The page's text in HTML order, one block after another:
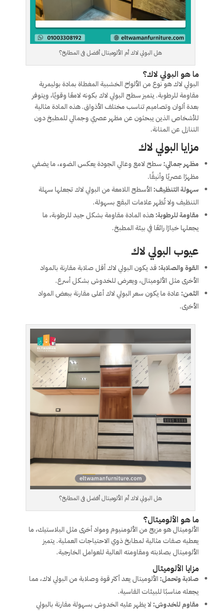
هل البولي لاك أم الألوميتال أفضل فى المطابخ؟
ما هو البولي لاك؟
البولي لاك هو نوع من الألواح الخشبية المغطاة بمادة بوليمرية
مقاومة للرطوبة. يتميز سطح البولي لاك بكونه لامعًا وقويًا، ويتوفر
بعدة ألوان وتصاميم تناسب مختلف الأذواق. هذه المادة مثالية
للأشخاص الذين يبحثون عن مظهر عصري وجمالي للمطبخ دون
التنازل عن المتانة.
مزايا البولي لاك
مظهر جمالي: سطح لامع وعالي الجودة يعكس الضوء، ما يضفي
مظهرًا عصريًا وأنيقًا.
سهولة التنظيف: الأسطح اللامعة من البولي لاك تجعلها سهلة
التنظيف ولا تُظهر علامات البقع بسهولة.
مقاومة للرطوبة:هذه المادة مقاومة بشكل جيد للرطوبة، ما
يجعلها خيارًا رائعًا في بيئة المطبخ.
عيوب البولي لاك
القوة والصلابة: قد يكون البولي لاك أقل صلابة مقارنة بالمواد
الأخرى مثل الألوميتال، ويعرض للخدوش بشكل أسرع.
الثمن: عادة ما يكون سعر البولي لاك أعلى مقارنة ببعض المواد
الأخرى.
هل البولي لاك أم الألوميتال أفضل فى المطابخ؟
ما هو الألوميتال؟
الألوميتال هو مزيج من الألومنيوم ومواد أخرى مثل البلاستيك، ما
يعطيه صفات مثالية لمطابخ ذوي الاحتياجات العملية. يتميز
الألوميتال بصلابته ومقاومته العالية للعوامل الخارجية.
مزايا الألوميتال
صلابة وتحمل: الألوميتال يعد أكثر قوة وصلابة من البولي لاك، مما
يجعله مناسبًا للبيئات القاسية.
مقاوم للخدوش: لا يظهر عليه الخدوش بسهولة مقارنة بالبولي